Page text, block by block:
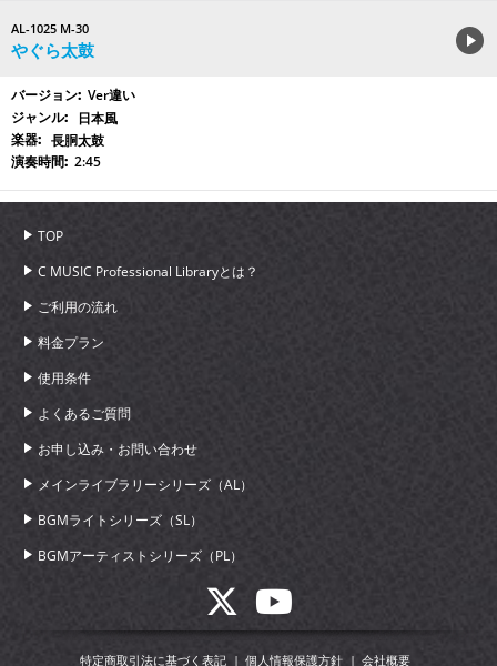
AL-1025 M-30
やぐら太鼓
Ver違い
日本風
長胴太鼓
2:45
TOP
C MUSIC Professional Libraryとは？
ご利用の流れ
料金プラン
使用条件
よくあるご質問
お申し込み・お問い合わせ
メインライブラリーシリーズ（AL）
BGMライトシリーズ（SL）
BGMアーティストシリーズ（PL）
特定商取引法に基づく表記 個人情報保護方針 会社概要